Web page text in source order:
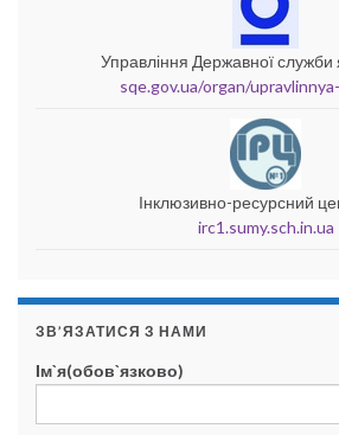
Управління Державної служби
sqe.gov.ua/organ/
Інклюзивно-ресурсний
irc1.sumy.sch.in.ua
ЗВ’ЯЗАТИСЯ З НАМИ
Ім`я(обов`язково)